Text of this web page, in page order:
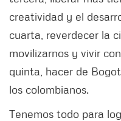
creatividad y el
cuarta, reverdecer la
movilizarnos y vivir
quinta, hacer de
los colombianos.
Tenemos todo para